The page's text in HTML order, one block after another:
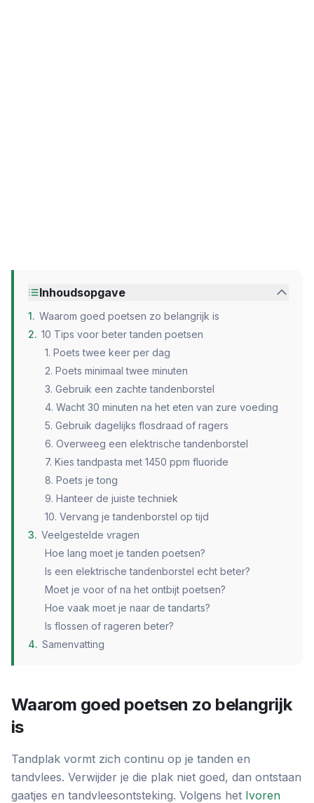
Inhoudsopgave
1. Waarom goed poetsen zo belangrijk is
2. 10 Tips voor beter tanden poetsen
1. Poets twee keer per dag
2. Poets minimaal twee minuten
3. Gebruik een zachte tandenborstel
4. Wacht 30 minuten na het eten van zure voeding
5. Gebruik dagelijks flosdraad of ragers
6. Overweeg een elektrische tandenborstel
7. Kies tandpasta met 1450 ppm fluoride
8. Poets je tong
9. Hanteer de juiste techniek
10. Vervang je tandenborstel op tijd
3. Veelgestelde vragen
Hoe lang moet je tanden poetsen?
Is een elektrische tandenborstel echt beter?
Moet je voor of na het ontbijt poetsen?
Hoe vaak moet je naar de tandarts?
Is flossen of rageren beter?
4. Samenvatting
Waarom goed poetsen zo belangrijk
is
Tandplak vormt zich continu op je tanden en
tandvlees. Verwijder je die plak niet goed, dan ontstaan
gaatjes en tandvleesontsteking. Volgens het Ivoren